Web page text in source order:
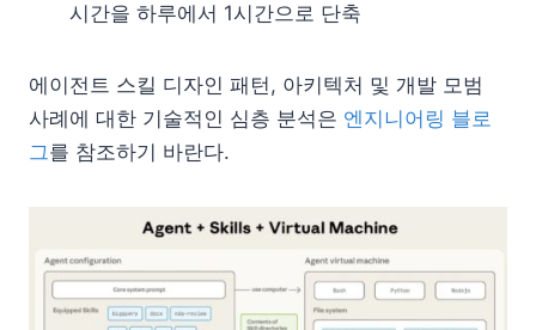
시간을 하루에서 1시간으로 단축
에이전트 스킬 디자인 패턴, 아키텍처 및 개발 모범
사례에 대한 기술적인 심층 분석은 엔지니어링 블로
그를 참조하기 바란다.